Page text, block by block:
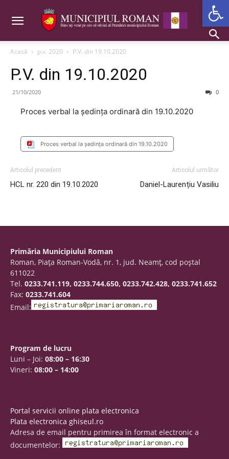
Acasă p.v. 2020 P.V. din 19.10.2020
P.V. din 19.10.2020
21/10/2020 0
Proces verbal la ședința ordinară din 19.10.2020
Proces verbal la ședința ordinară din 19.10.2020
Articolul precedent
HCL nr. 220 din 19.10.2020
Articolul următor
Daniel-Laurențiu Vasiliu
Primăria Municipiului Roman
Roman, Piaţa Roman-Vodă, nr. 1, jud. Neamţ, cod poştal
611022
Tel. 0233.741.119, 0233.744.650, 0233.742.428, 0233.741.652
Fax: 0233.741.604
Email:
Program de lucru
Luni – Joi: 08:00 – 16:30
Vineri: 08:00 – 14:00
Portal servicii online plata electronica
Plata electronica ghiseul.ro
Adresa de email pentru primirea în format electronic a
documentelor: